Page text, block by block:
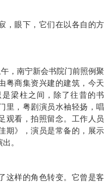
，眼下，它们在以各自的方
，南宁新会书院门前照例聚
粤商集资兴建的建筑，今天
梁柱之间，除了往昔的书
，粤剧演员水袖轻扬，唱
观看，拍照留念。工作人员
期》，演员是常备的，展示
。
这样的角色转变。它曾是客